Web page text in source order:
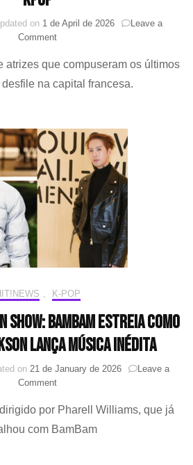
on 1 de April de 2026
Leave a
Commenton
Fashion
Week
2026:
de
desfile
conta
com
nomes
grandiosos
mundo
KPOP
atrizes que compuseram os últimos
na capital francesa.
K-POP
Show: BamBam estreia como
lança música inédita
on 21 de January de 2026
Leave a
Commenton
no
LV
por Pharell Williams, que já
com BamBam